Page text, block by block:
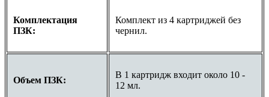
Комплектация
ПЗК:
Комплект из 4 картриджей без
чернил.
Объем ПЗК:
В 1 картридж входит около 10 -
12 мл.